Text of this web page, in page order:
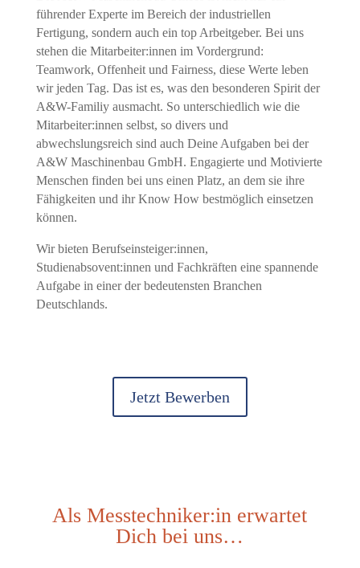
führender Experte im Bereich der industriellen
Fertigung, sondern auch ein top Arbeitgeber. Bei uns
stehen die Mitarbeiter:innen im Vordergrund:
Teamwork, Offenheit und Fairness, diese Werte leben
wir jeden Tag. Das ist es, was den besonderen Spirit der
A&W-Familiy ausmacht. So unterschiedlich wie die
Mitarbeiter:innen selbst, so divers und
abwechslungsreich sind auch Deine Aufgaben bei der
A&W Maschinenbau GmbH. Engagierte und Motivierte
Menschen finden bei uns einen Platz, an dem sie ihre
Fähigkeiten und ihr Know How bestmöglich einsetzen
können.
Wir bieten Berufseinsteiger:innen,
Studienabsovent:innen und Fachkräften eine spannende
Aufgabe in einer der bedeutensten Branchen
Deutschlands.
Jetzt Bewerben
Als Messtechniker:in erwartet
Dich bei uns…